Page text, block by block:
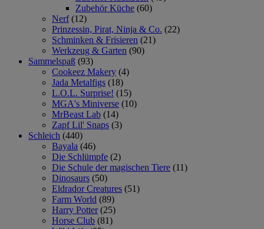
Zubehör Küche (60)
Nerf (12)
Prinzessin, Pirat, Ninja & Co. (22)
Schminken & Frisieren (21)
Werkzeug & Garten (90)
Sammelspaß (93)
Cookeez Makery (4)
Jada Metalfigs (18)
L.O.L. Surprise! (15)
MGA's Miniverse (10)
MrBeast Lab (14)
Zapf Lil' Snaps (3)
Schleich (440)
Bayala (46)
Die Schlümpfe (2)
Die Schule der magischen Tiere (11)
Dinosaurs (50)
Eldrador Creatures (51)
Farm World (89)
Harry Potter (25)
Horse Club (81)